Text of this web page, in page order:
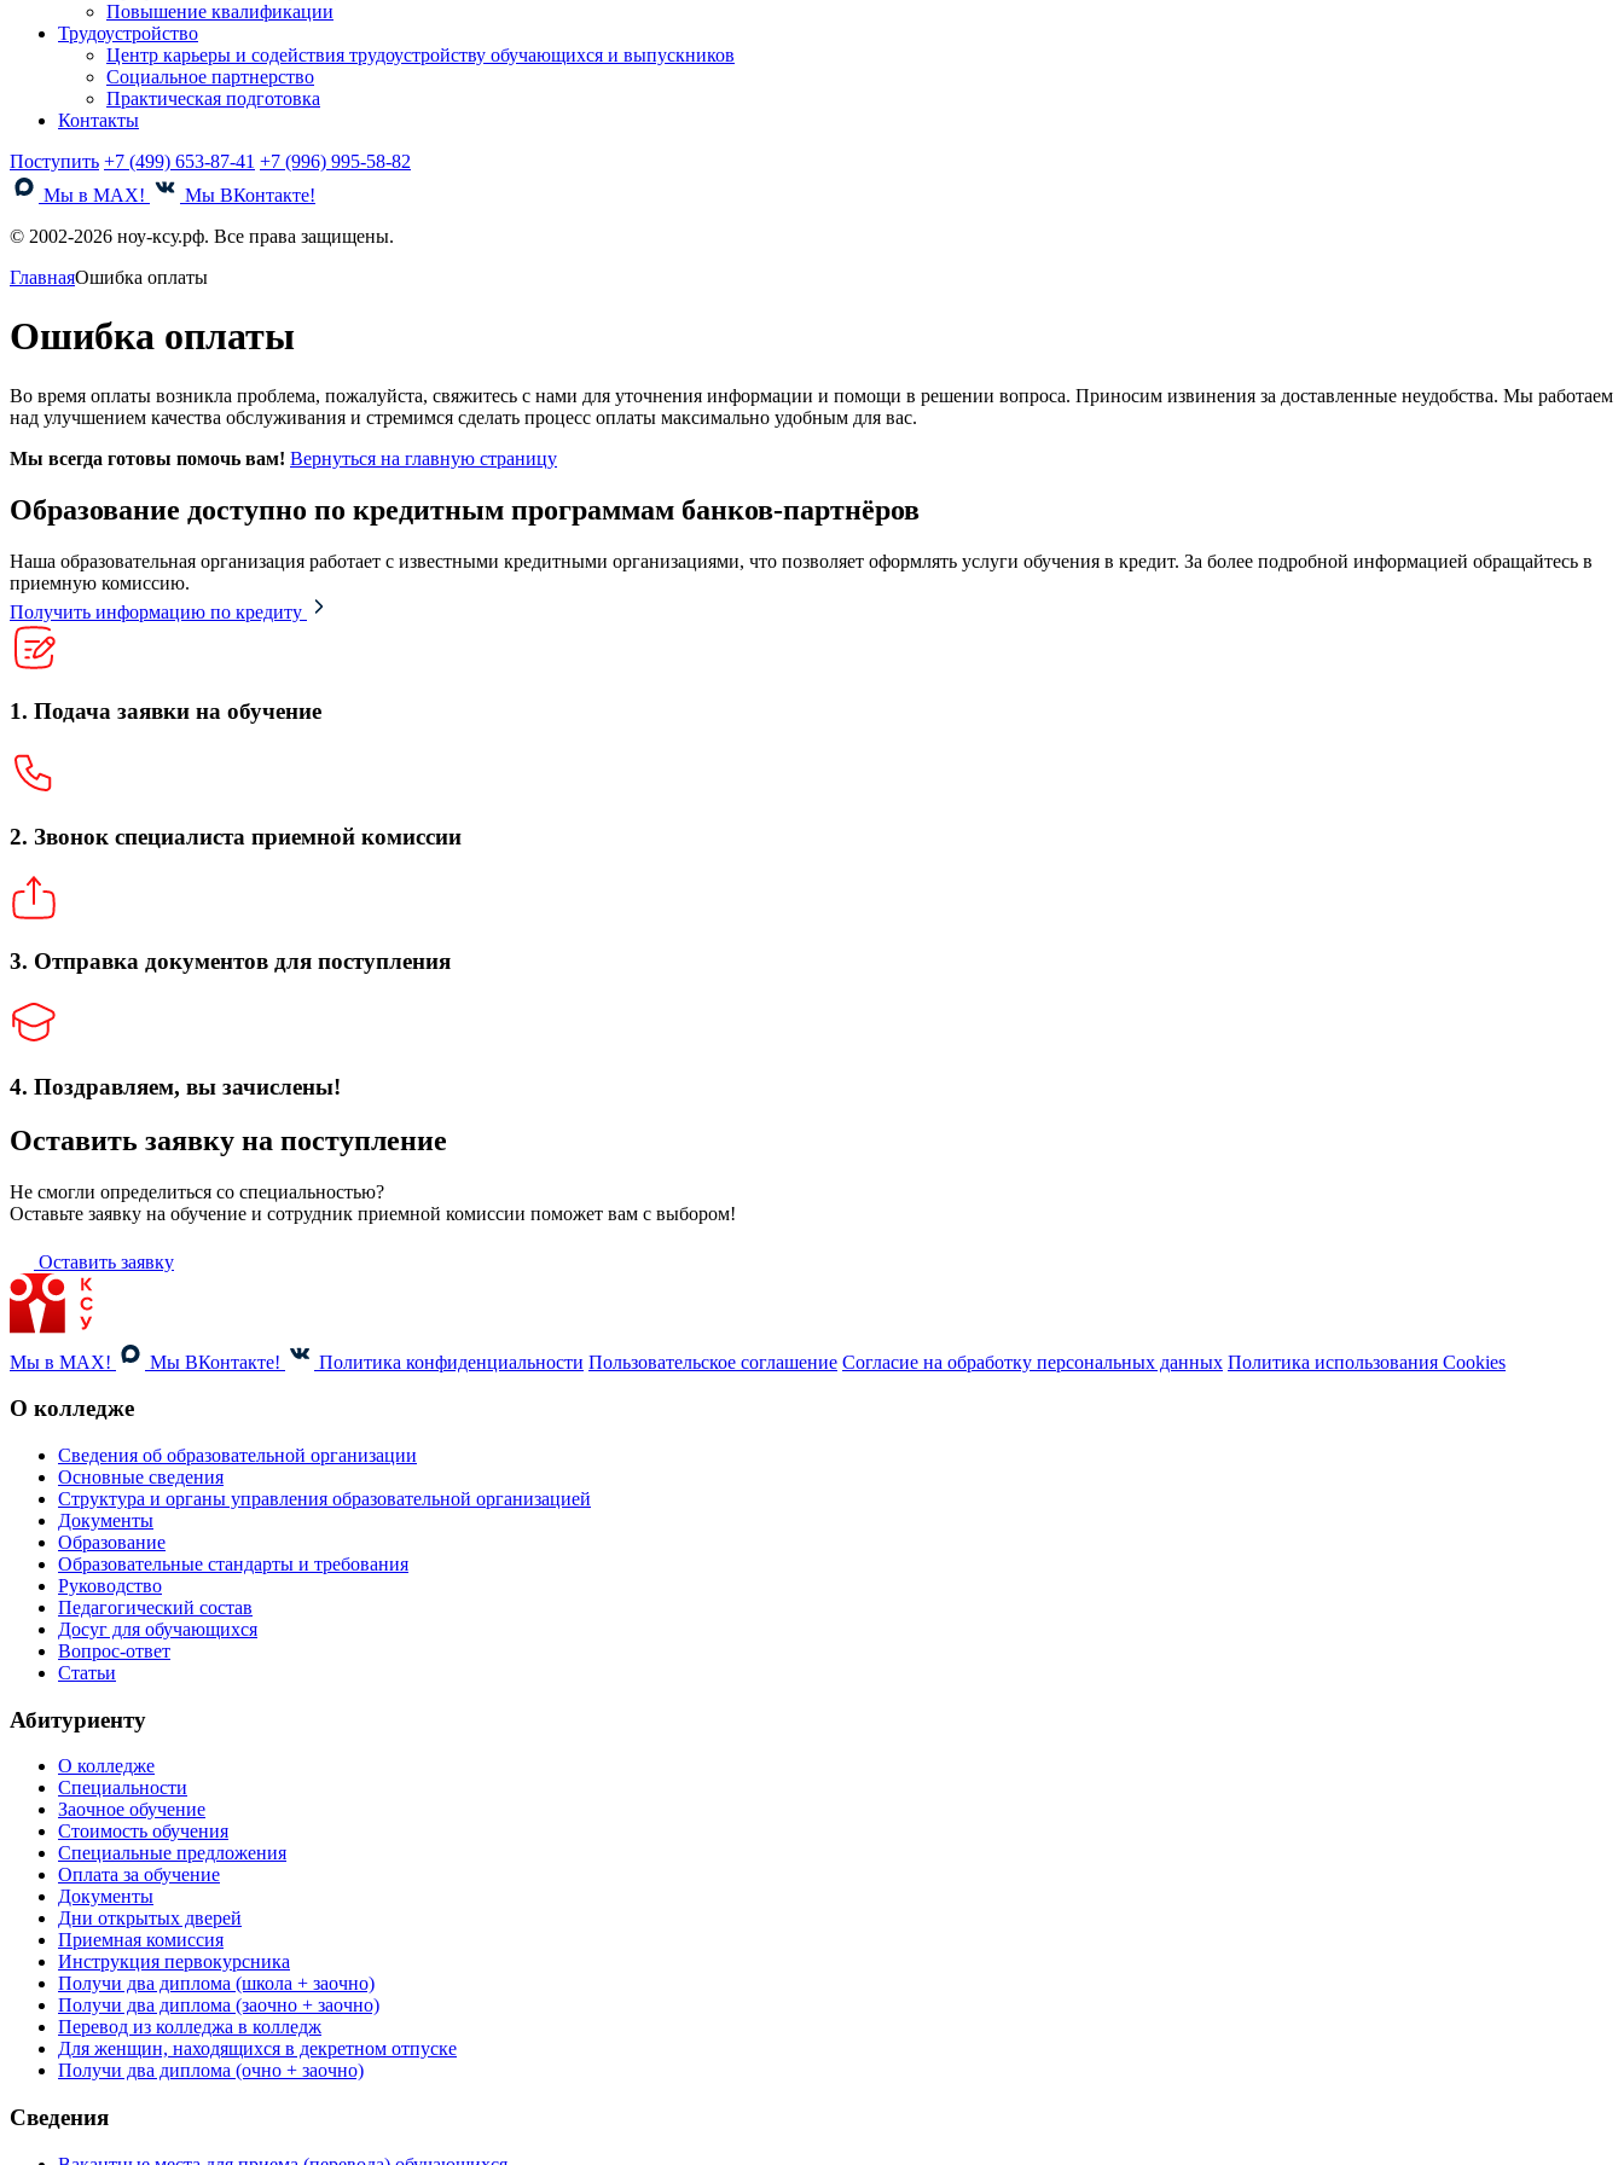
Повышение квалификации
Трудоустройство
Центр карьеры и содействия трудоустройству обучающихся и выпускников
Социальное партнерство
Практическая подготовка
Контакты
Поступить +7 (499) 653-87-41 +7 (996) 995-58-82
Мы в MAX!
Мы ВКонтакте!
© 2002-2026 ноу-ксу.рф. Все права защищены.
ГлавнаяОшибка оплаты
Ошибка оплаты
Во время оплаты возникла проблема, пожалуйста, свяжитесь с нами для уточнения информации и помощи в решении вопроса. Приносим извинения за доставленные неудобства. Мы работаем
над улучшением качества обслуживания и стремимся сделать процесс оплаты максимально удобным для вас.
Мы всегда готовы помочь вам! Вернуться на главную страницу
Образование доступно по кредитным программам банков-партнёров
Наша образовательная организация работает с известными кредитными организациями, что позволяет оформлять услуги обучения в кредит. За более подробной информацией обращайтесь в
приемную комиссию.
Получить информацию по кредиту
1. Подача заявки на обучение
2. Звонок специалиста приемной комиссии
3. Отправка документов для поступления
4. Поздравляем, вы зачислены!
Оставить заявку на поступление
Не смогли определиться со специальностью?
Оставьте заявку на обучение и сотрудник приемной комиссии поможет вам с выбором!
Оставить заявку
Мы в MAX! Мы ВКонтакте! Политика конфиденциальности Пользовательское соглашение Согласие на обработку персональных данных Политика использования Cookies
О колледже
Сведения об образовательной организации
Основные сведения
Структура и органы управления образовательной организацией
Документы
Образование
Образовательные стандарты и требования
Руководство
Педагогический состав
Досуг для обучающихся
Вопрос-ответ
Статьи
Абитуриенту
О колледже
Специальности
Заочное обучение
Стоимость обучения
Специальные предложения
Оплата за обучение
Документы
Дни открытых дверей
Приемная комиссия
Инструкция первокурсника
Получи два диплома (школа + заочно)
Получи два диплома (заочно + заочно)
Перевод из колледжа в колледж
Для женщин, находящихся в декретном отпуске
Получи два диплома (очно + заочно)
Сведения